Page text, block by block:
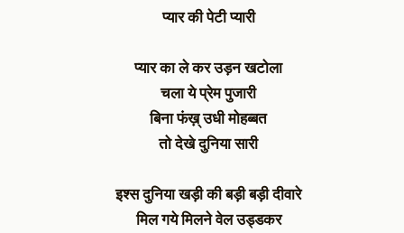
प्यार की पेटी प्यारी
प्यार का ले कर उड़न खटोला
चला ये प्रेम पुजारी
बिना फंख़् उधी मोहब्बत
तो देखे दुनिया सारी
इश्स दुनिया खड़ी की बड़ी बड़ी दीवारे
मिल गये मिलने वेल उड्डकर